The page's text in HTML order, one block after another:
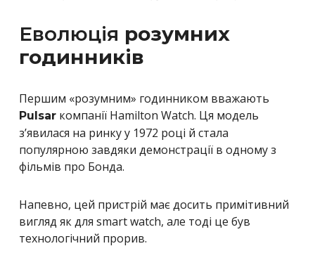
Еволюція розумних
годинників
Першим «розумним» годинником вважають
Pulsar компанії Hamilton Watch. Ця модель
з’явилася на ринку у 1972 році й стала
популярною завдяки демонстрації в одному з
фільмів про Бонда.
Напевно, цей пристрій має досить примітивний
вигляд як для smart watch, але тоді це був
технологічний прорив.